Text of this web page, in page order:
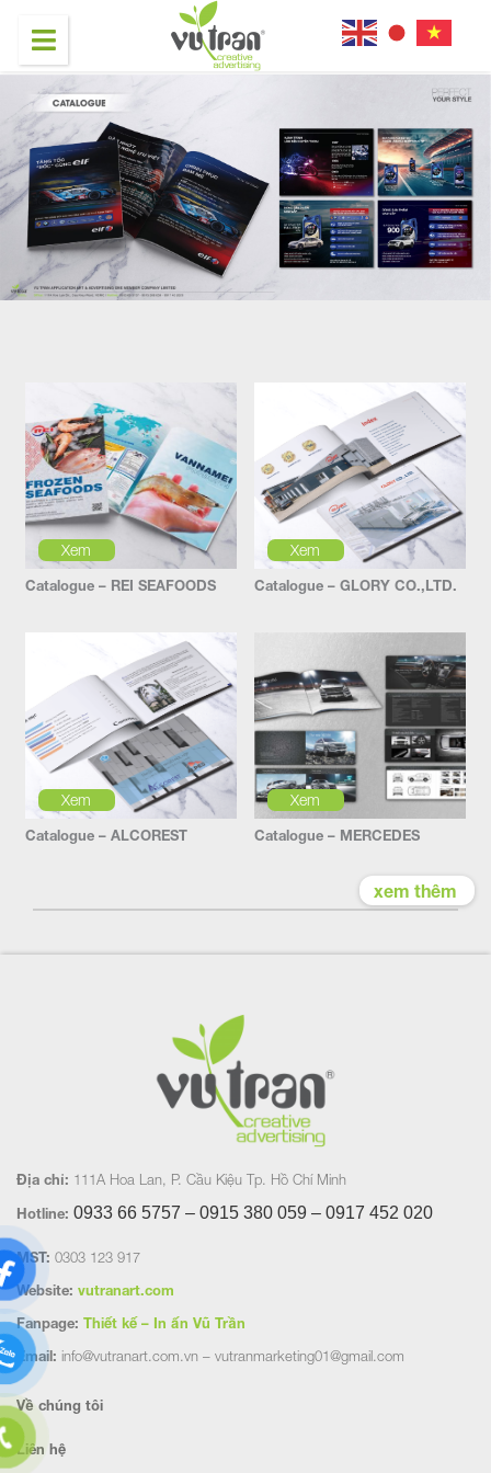
Xem
Catalogue – REI SEAFOODS
Xem
Catalogue – GLORY CO.,LTD.
Xem
Catalogue – ALCOREST
Xem
Catalogue – MERCEDES
xem thêm
Địa chỉ: 111A Hoa Lan, P. Cầu Kiệu Tp. Hồ Chí Minh
Hotline: 0933 66 5757 – 0915 380 059 – 0917 452 020
MST: 0303 123 917
Website: vutranart.com
Fanpage: Thiết kế – In ấn Vũ Trần
Email: info@vutranart.com.vn – vutranmarketing01@gmail.com
Về chúng tôi
Liên hệ